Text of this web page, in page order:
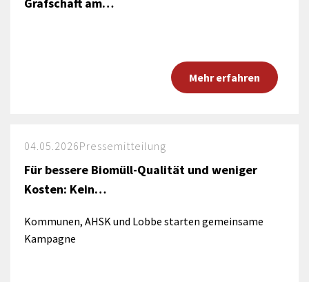
Mehr erfahren
04.05.2026Pressemitteilung
Für bessere Biomüll-Qualität und weniger
Kosten: Kein…
Kommunen, AHSK und Lobbe starten gemeinsame
Kampagne